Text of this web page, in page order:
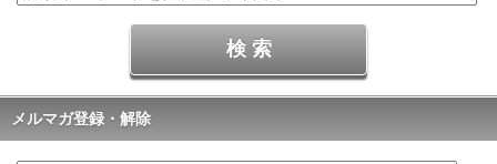
メルマガ登録・解除